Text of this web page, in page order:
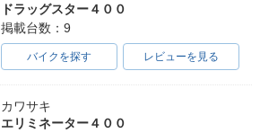
ドラッグスター４００
掲載台数：9
バイクを探す レビューを見る
カワサキ
エリミネーター４００